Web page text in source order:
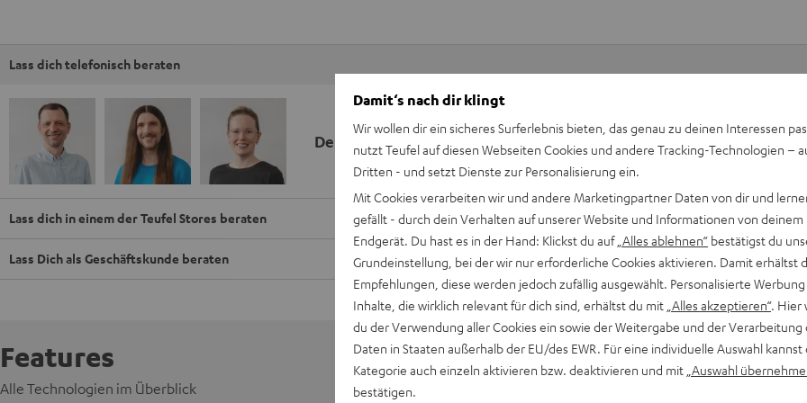
Lass dich telefonisch beraten
Deine Kaufberatung
Keinen Store in der Nähe? Kein
beraten dich auch persönlich am
Lass dich in einem der Teufel Stores beraten
Lass Dich als Geschäftskunde beraten
Features
Alle Technologien im Überblick
Damit‘s nach dir klingt
Wir wollen dir ein sicheres Surferlebnis bieten, das genau zu deinen Interessen
nutzt Teufel auf diesen Webseiten Cookies und andere Tracking-Technologien –
Dritten - und setzt Dienste zur Personalisierung ein.
Mit Cookies verarbeiten wir und andere Marketingpartner Daten von dir und
gefällt - durch dein Verhalten auf unserer Website und Informationen von deinem
Endgerät. Du hast es in der Hand: Klickst du auf „Alles ablehnen“ bestätigst du
Grundeinstellung, bei der wir nur erforderliche Cookies aktivieren. Damit erhältst
Empfehlungen, diese werden jedoch zufällig ausgewählt. Personalisierte
Inhalte, die wirklich relevant für dich sind, erhältst du mit „Alles akzeptieren“. Hier
du der Verwendung aller Cookies ein sowie der Weitergabe und der Verarbeitung
Daten in Staaten außerhalb der EU/des EWR. Für eine individuelle Auswahl kannst
Kategorie auch einzeln aktivieren bzw. deaktivieren und mit „Auswahl
bestätigen.